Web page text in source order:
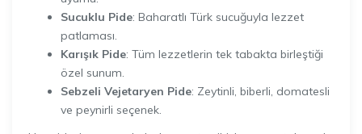
Sucuklu Pide: Baharatlı Türk sucuğuyla lezzet
patlaması.
Karışık Pide: Tüm lezzetlerin tek tabakta birleştiği
özel sunum.
Sebzeli Vejetaryen Pide: Zeytinli, biberli, domatesli
ve peynirli seçenek.